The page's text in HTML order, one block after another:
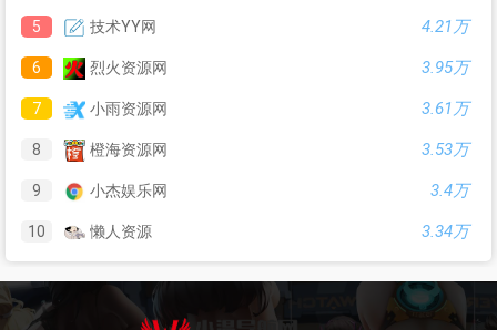
5 技术YY网 4.21万
6 烈火资源网 3.95万
7 小雨资源网 3.61万
8 橙海资源网 3.53万
9 小杰娱乐网 3.4万
10 懒人资源 3.34万